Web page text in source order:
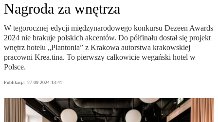
Nagroda za wnętrza
W tegorocznej edycji międzynarodowego konkursu Dezeen Awards
2024 nie brakuje polskich akcentów. Do półfinału dostał się projekt
wnętrz hotelu „Plantonia” z Krakowa autorstwa krakowskiej
pracowni Krea.tina. To pierwszy całkowicie wegański hotel w
Polsce.
Publikacja: 27.09.2024 13:41